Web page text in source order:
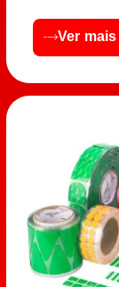
Ver mais